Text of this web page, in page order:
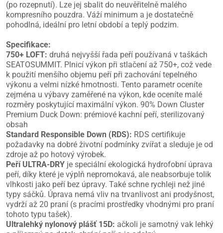
(po rozepnutí). Lze jej sbalit do neuvěřitelně malého
kompresního pouzdra. Váží minimum a je dostatečně
pohodlná, ideální pro letní období a teplý podzim.
Specifikace:
750+ LOFT: druhá nejvyšší řada peří používaná v taškách
SEATOSUMMIT. Plnicí výkon při stlačení až 750+, což vede
k použití menšího objemu peří při zachování tepelného
výkonu a velmi nízké hmotnosti. Tento parametr oceníte
zejména u výbavy zaměřené na výkon, kde oceníte malé
rozměry poskytující maximální výkon. 90% Down Cluster
Premium Duck Down: prémiové kachní peří, sterilizovaný
obsah
Standard Responsible Down (RDS): RDS certifikuje
požadavky na dobré životní podmínky zvířat a sleduje je od
zdroje až po hotový výrobek.
Peří ULTRA-DRY je speciální ekologická hydrofobní úprava
peří, díky které je výplň nepromokavá, ale neabsorbuje tolik
vlhkosti jako peří bez úpravy. Také schne rychleji než jiné
typy sáčků. Úprava nemá vliv na trvanlivost ani prodyšnost,
vydrží až 20 praní (s pracími prostředky vhodnými pro praní
tohoto typu tašek).
Ultralehký nylonový plášť 15D: ačkoli je samotný vak lehký